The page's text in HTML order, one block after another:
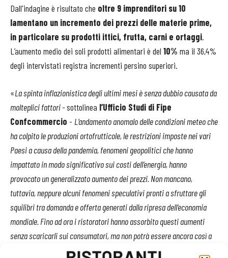
Dall'indagine è risultato che oltre 9 imprenditori su 10
lamentano un incremento dei prezzi delle materie prime,
in particolare su prodotti ittici, frutta, carni e ortaggi.
L’aumento medio dei soli prodotti alimentari è del 10% ma il 36,4%
degli intervistati registra incrementi persino superiori.
«La spinta inflazionistica degli ultimi mesi è senza dubbio causata da
molteplici fattori -sottolinea l’Ufficio Studi di Fipe
Confcommercio - L’andamento anomalo delle condizioni meteo che
ha colpito le produzioni ortofrutticole, le restrizioni imposte nei vari
Paesi a causa della pandemia, fenomeni geopolitici che hanno
impattato in modo significativo sui costi dell’energia, hanno
provocato un generalizzato aumento dei prezzi. Non mancano,
tuttavia, neppure alcuni fenomeni speculativi pronti a sfruttare gli
squilibri tra domanda e offerta generati dalla ripresa dell’economia
mondiale. Fino ad ora i ristoratori hanno assorbito questi aumenti
senza scaricarli sui consumatori, ma non potrà essere ancora così a